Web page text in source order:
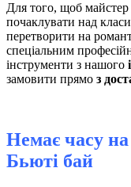
Для того, щоб
почаклувати над
перетворити на
спеціальним
інструменти з нашого
замовити прямо з
Немає часу
Бьюті бай